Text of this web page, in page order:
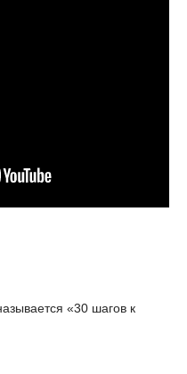
«30 шагов к